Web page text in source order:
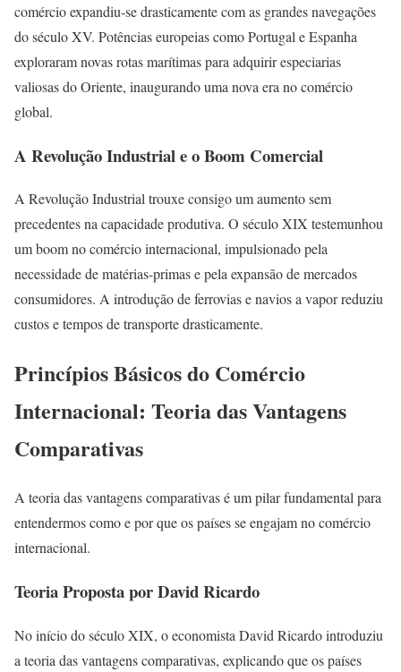
comércio expandiu-se drasticamente com as grandes navegações
do século XV. Potências europeias como Portugal e Espanha
exploraram novas rotas marítimas para adquirir especiarias
valiosas do Oriente, inaugurando uma nova era no comércio
global.
A Revolução Industrial e o Boom Comercial
A Revolução Industrial trouxe consigo um aumento sem
precedentes na capacidade produtiva. O século XIX testemunhou
um boom no comércio internacional, impulsionado pela
necessidade de matérias-primas e pela expansão de mercados
consumidores. A introdução de ferrovias e navios a vapor reduziu
custos e tempos de transporte drasticamente.
Princípios Básicos do Comércio
Internacional: Teoria das Vantagens
Comparativas
A teoria das vantagens comparativas é um pilar fundamental para
entendermos como e por que os países se engajam no comércio
internacional.
Teoria Proposta por David Ricardo
No início do século XIX, o economista David Ricardo introduziu
a teoria das vantagens comparativas, explicando que os países